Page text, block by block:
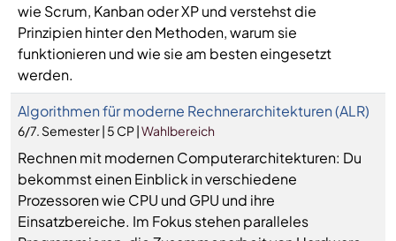
wie Scrum, Kanban oder XP und verstehst die
Prinzipien hinter den Methoden, warum sie
funktionieren und wie sie am besten eingesetzt
werden.
Algorithmen für moderne Rechnerarchitekturen (ALR)
6/7. Semester | 5 CP |Wahlbereich
Rechnen mit modernen Computerarchitekturen: Du
bekommst einen Einblick in verschiedene
Prozessoren wie CPU und GPU und ihre
Einsatzbereiche. Im Fokus stehen paralleles